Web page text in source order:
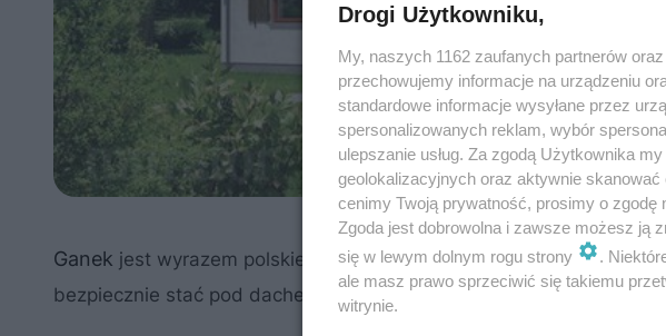
Ganek jest wyrazem polskiej gościnności. Ale jest on też po prostu
bezpiecznie stać pod dachem, nie zważając na pogodę.
Drogi Użytkowniku,
My, naszych 1162 zaufanych partnerów
przechowujemy informacje na urządzeniu
standardowe informacje wysyłane przez
spersonalizowanych reklam, wybór
ulepszanie usług. Za zgodą Użytkownika
geolokalizacyjnych oraz aktywnie
cenimy Twoją prywatność, prosimy o zgodę
Zgoda jest dobrowolna i zawsze możesz ją
się w lewym dolnym rogu strony
.
ale masz prawo sprzeciwić się takiemu
witrynie.